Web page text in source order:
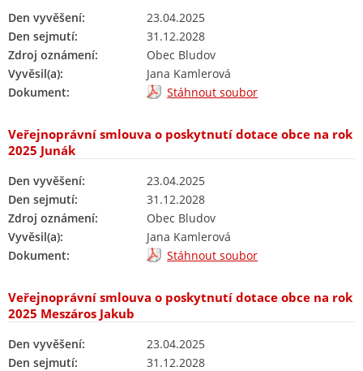
Den vyvěšení:
23.04.2025
Den sejmutí:
31.12.2028
Zdroj oznámení:
Obec Bludov
Vyvěsil(a):
Jana Kamlerová
Dokument:
Stáhnout soubor
Veřejnoprávní smlouva o poskytnutí dotace obce na rok
2025 Junák
Den vyvěšení:
23.04.2025
Den sejmutí:
31.12.2028
Zdroj oznámení:
Obec Bludov
Vyvěsil(a):
Jana Kamlerová
Dokument:
Stáhnout soubor
Veřejnoprávní smlouva o poskytnutí dotace obce na rok
2025 Meszáros Jakub
Den vyvěšení:
23.04.2025
Den sejmutí:
31.12.2028